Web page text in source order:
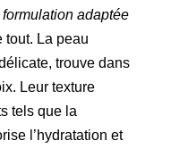
formulation adaptée
La peau
trouve dans
Leur texture
tels que la
l’hydratation et